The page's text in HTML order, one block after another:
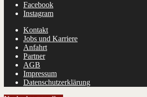
Facebook
Instagram
Kontakt
Jobs und Karriere
Anfahrt
Partner
AGB
Impressum
Datenschutzerklärung